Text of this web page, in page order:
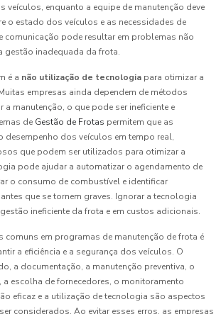
veículos, enquanto a equipe de manutenção deve
o estado dos veículos e as necessidades de
comunicação pode resultar em problemas não
gestão inadequada da frota.
é a não utilização de tecnologia para otimizar a
empresas ainda dependem de métodos
a manutenção, o que pode ser ineficiente e
de Gestão de Frotas permitem que as
desempenho dos veículos em tempo real,
que podem ser utilizados para otimizar a
pode ajudar a automatizar o agendamento de
o consumo de combustível e identificar
que se tornem graves. Ignorar a tecnologia
ineficiente da frota e em custos adicionais.
comuns em programas de manutenção de frota é
a eficiência e a segurança dos veículos. O
a documentação, a manutenção preventiva, o
a escolha de fornecedores, o monitoramento
eficaz e a utilização de tecnologia são aspectos
considerados. Ao evitar esses erros, as empresas